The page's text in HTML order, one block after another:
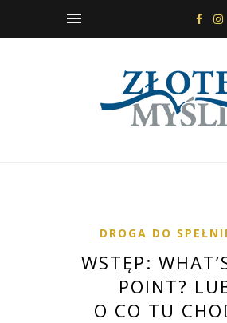
DROGA DO
WSTĘP:
POINT?
O CO TU